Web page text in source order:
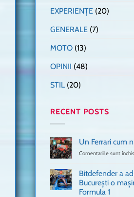
EXPERIENȚE (20)
GENERALE (7)
MOTO (13)
OPINII (48)
STIL (20)
RECENT POSTS
Un Ferrari cum
Comentariile sunt
Bitdefender a
București o
Formula 1